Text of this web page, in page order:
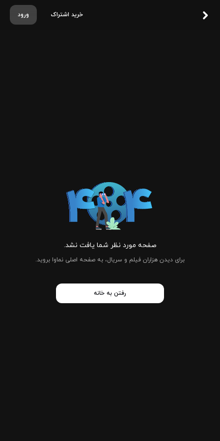
ورود خرید اشتراک
صفحه مورد نظر شما یافت نشد.
برای دیدن هزاران فیلم و سریال، به صفحه اصلی نماوا بروید.
رفتن به خانه